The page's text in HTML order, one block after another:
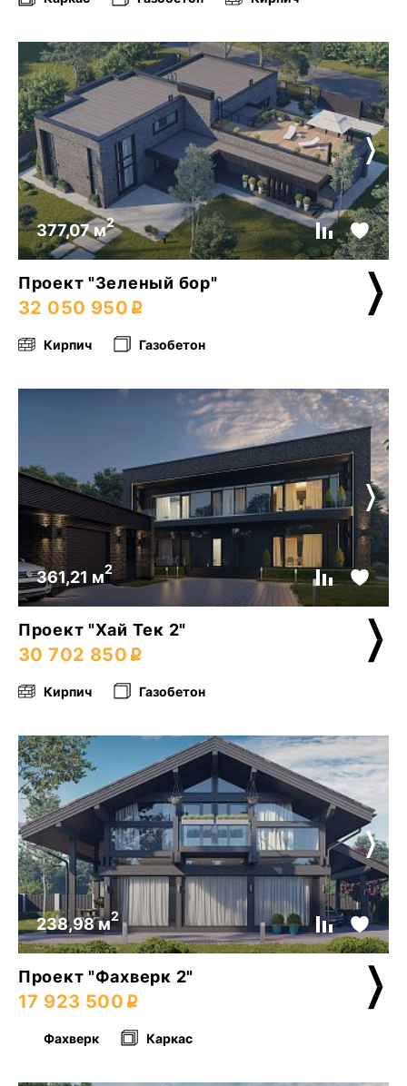
377,07 м2
Проект "Зеленый бор"
32 050 950
Кирпич Газобетон
361,21 м2
Проект "Хай Тек 2"
30 702 850
Кирпич Газобетон
238,98 м2
Проект "Фахверк 2"
17 923 500
Фахверк Каркас